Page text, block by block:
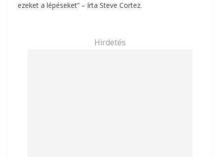
ezeket a lépéseket” – írta Steve Cortez.
Hirdetés